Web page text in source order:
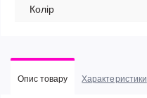
Колір
Опис товару Характеристики